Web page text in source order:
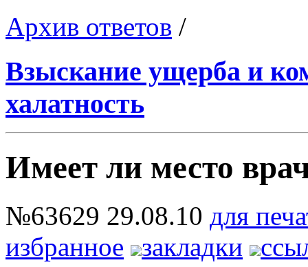
Архив ответов /
Взыскание ущерба и
халатность
Имеет ли место
№63629 29.08.10 для
избранное
закладки